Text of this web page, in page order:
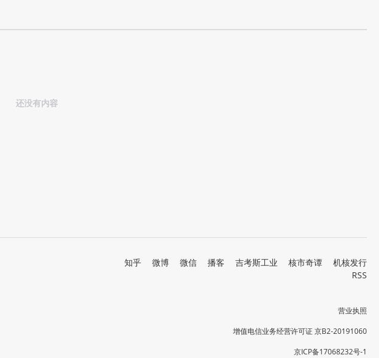
还没有内容
知乎 微博 微信 播客 吉考斯工业 核市奇谭
机核发行
RSS
营业执照
增值电信业务经营许可证 京B2-20191060
京ICP备17068232号-1